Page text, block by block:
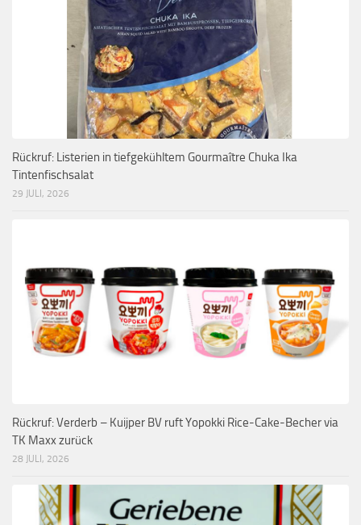
Rückruf: Listerien in tiefgekühltem Gourmaître Chuka Ika
Tintenfischsalat
29 JULI, 2026
Rückruf: Verderb – Kuijper BV ruft Yopokki Rice-Cake-Becher via
TK Maxx zurück
28 JULI, 2026